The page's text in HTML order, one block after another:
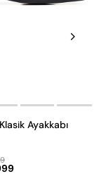
Ayakkabı